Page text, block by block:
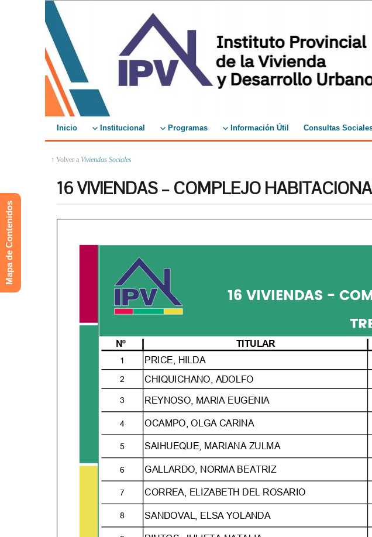
Inicio Institucional Programas Información Útil Consultas
↑ Volver a Viviendas Sociales
16 VIVIENDAS – COMPLEJO
Mapa de Contenidos